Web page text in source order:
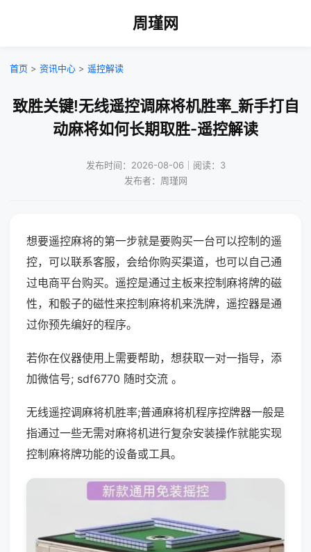
周瑾网
首页 > 资讯中心 > 遥控解读
致胜关键!无线遥控调麻将机胜率_新手打自
动麻将如何长期取胜-遥控解读
发布时间：2026-08-06｜阅读：3
发布者：周瑾网
想要遥控麻将的第一步就是要购买一台可以控制的遥
控，可以联系客服，会给你购买渠道，也可以自己通
过电商平台购买。遥控是通过主板来控制麻将牌的磁
性，和骰子的磁性来控制麻将机来洗牌，遥控器是通
过你预先编好的程序。
若你在仪器使用上需要帮助，想获取一对一指导，添
加微信号; sdf6770 随时交流 。
无线遥控调麻将机胜率;普通麻将机程序控牌器一般是
指通过一些无需对麻将机进行复杂安装操作就能实现
控制麻将牌功能的设备或工具。